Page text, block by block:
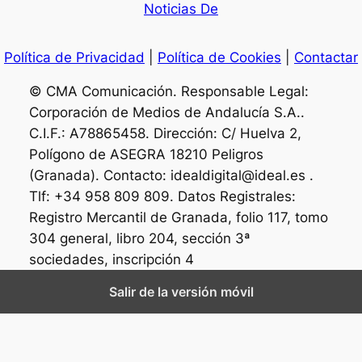
Noticias De
Política de Privacidad Política de Cookies Contactar
© CMA Comunicación. Responsable Legal:
Corporación de Medios de Andalucía S.A..
C.I.F.: A78865458. Dirección: C/ Huelva 2,
Polígono de ASEGRA 18210 Peligros
(Granada). Contacto: idealdigital@ideal.es .
Tlf: +34 958 809 809. Datos Registrales:
Registro Mercantil de Granada, folio 117, tomo
304 general, libro 204, sección 3ª
sociedades, inscripción 4
Salir de la versión móvil